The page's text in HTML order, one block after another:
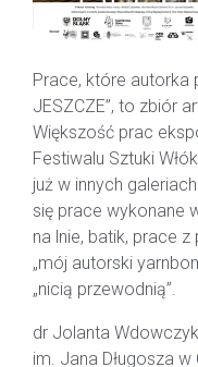
Prace, które autorka
JESZCZE”, to zbiór
Większość prac
Festiwalu Sztuki
już w innych
się prace wykonane
na lnie, batik, prace
„mój autorski
„nicią przewodnią”.
dr Jolanta
im. Jana Długosza